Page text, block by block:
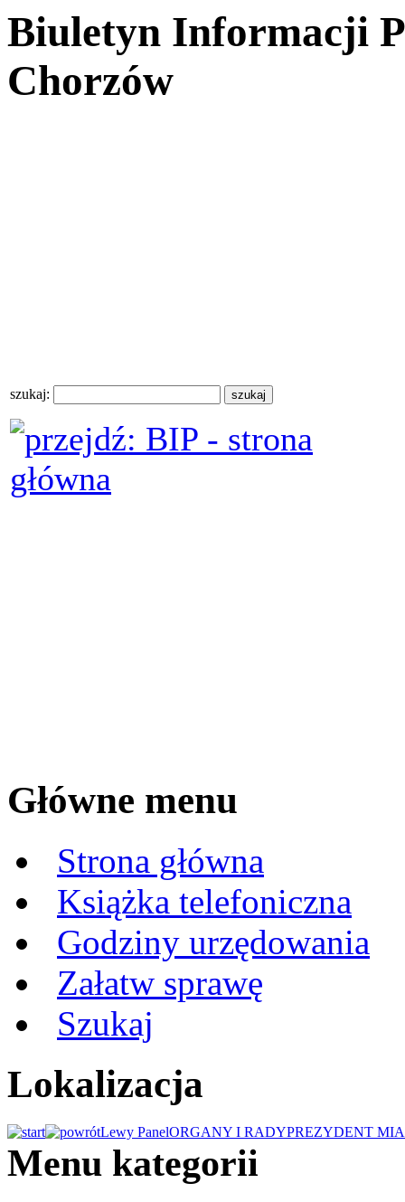
Biuletyn Informacji
Chorzów
szukaj:
Główne menu
Strona główna
Książka telefoniczna
Godziny urzędowania
Załatw sprawę
Szukaj
Lokalizacja
Lewy PanelORGANY I RADYPREZYDENT
Menu kategorii